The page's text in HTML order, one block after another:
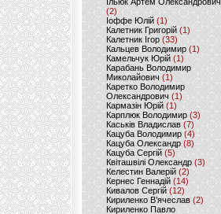
(2)
Іоффе Юлій (1)
Калетник Григорій(1)
Калетник Ігор (33)
Кальцев Володимир(1)
Камельчук Юрій (1)
Карабань Володимир
Миколайович (1)
Каретко Володимир
Олександрович (1)
Кармазін Юрій(1)
Карплюк Володимир(3)
Каськів Владислав (7)
Кацуба Володимир (4)
Кацуба Олександр (8)
Кацуба Сергій (5)
Квіташвілі Олександр(3)
Келестин Валерій(2)
Кернес Геннадій (14)
Кивалов Сергій (12)
Кириленко В’ячеслав (2)
Кириленко Павло